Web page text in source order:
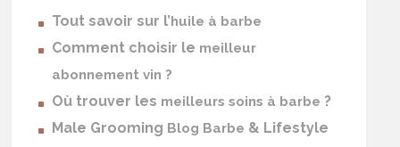
Tout savoir sur l’ huile à barbe
Comment choisir le meilleur
abonnement vin ?
Où trouver les meilleurs soins à barbe ?
Male Grooming Blog Barbe & Lifestyle